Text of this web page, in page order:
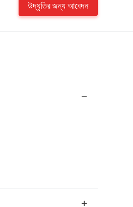
উদ্ধৃতির জন্য আবেদন